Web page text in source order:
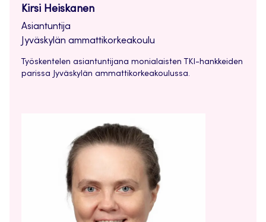
Kirsi Heiskanen
Asiantuntija
Jyväskylän ammattikorkeakoulu
Työskentelen asiantuntijana monialaisten TKI-hankkeiden
parissa Jyväskylän ammattikorkeakoulussa.